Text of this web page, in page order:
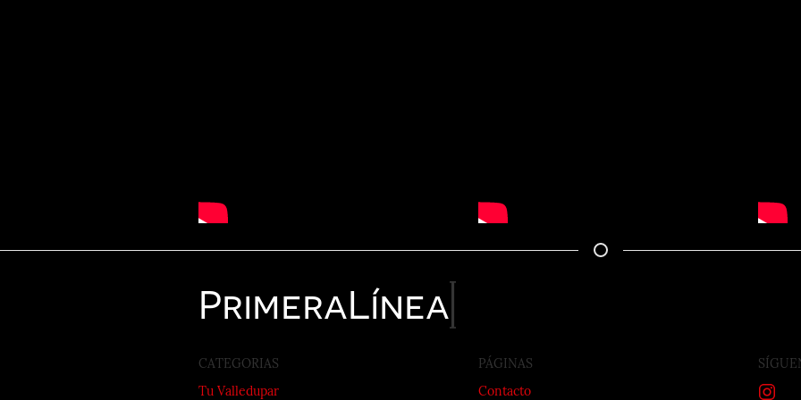
PrimeraLínea
CATEGORIAS
Tu Valledupar
PÁGINAS
Contacto